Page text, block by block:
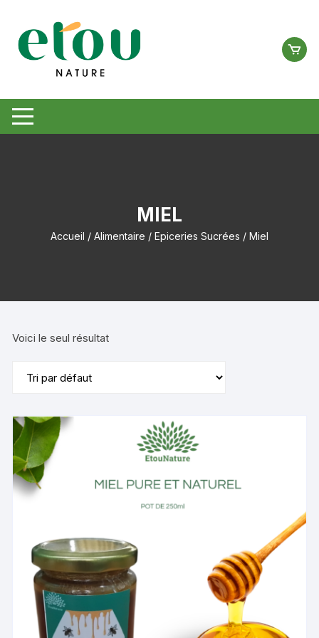
contenu
MIEL
Accueil / Alimentaire / Epiceries Sucrées / Miel
Voici le seul résultat